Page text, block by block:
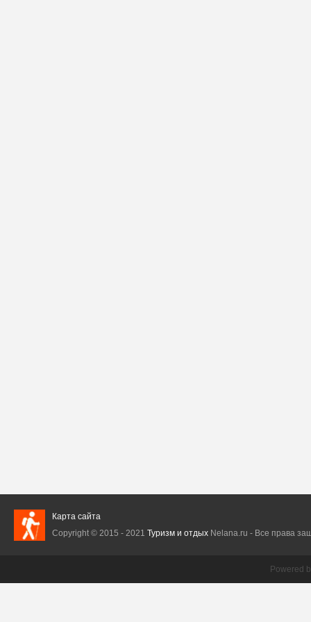
Карта сайта
Copyright © 2015 - 2021 Туризм и отдыхNelana.ru - Все права
Powered